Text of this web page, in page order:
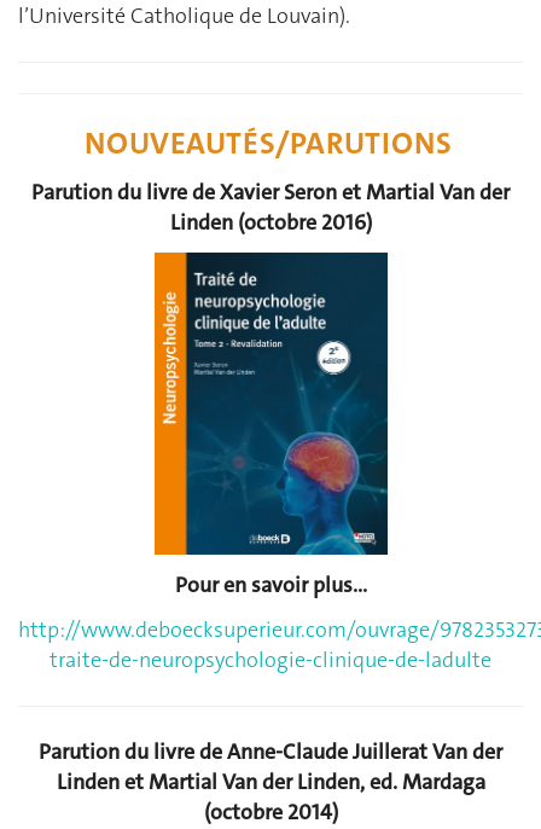
l’Université Catholique de Louvain).
NOUVEAUTÉS/PARUTIONS
Parution du livre de Xavier Seron et Martial Van der
Linden (octobre 2016)
Pour en savoir plus...
http://www.deboecksuperieur.com/ouvrage/
traite-de-neuropsychologie-clinique-de-ladulte
Parution du livre de Anne-Claude Juillerat Van der
Linden et Martial Van der Linden, ed. Mardaga
(octobre 2014)